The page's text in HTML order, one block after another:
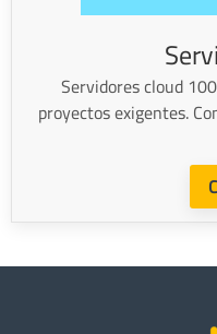
Servidores cloud
proyectos exigentes.